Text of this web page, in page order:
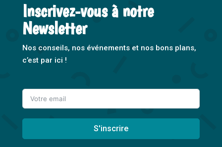
Inscrivez-vous à notre
Newsletter
Nos conseils, nos événements et nos bons plans,
c’est par ici !
S'inscrire